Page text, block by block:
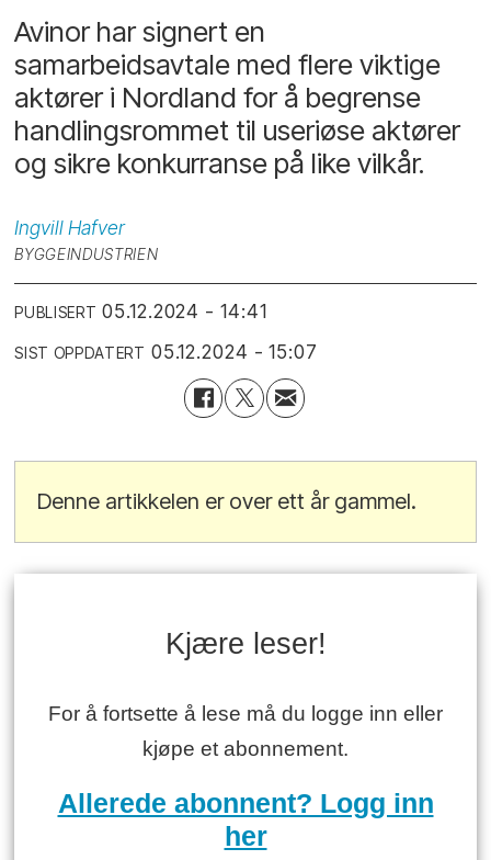
Avinor har signert en
samarbeidsavtale med flere viktige
aktører i Nordland for å begrense
handlingsrommet til useriøse aktører
og sikre konkurranse på like vilkår.
Ingvill Hafver
BYGGEINDUSTRIEN
PUBLISERT 05.12.2024 - 14:41
SIST OPPDATERT 05.12.2024 - 15:07
Denne artikkelen er over ett år gammel.
Kjære leser!
For å fortsette å lese må du logge inn eller
kjøpe et abonnement.
Allerede abonnent? Logg inn
her